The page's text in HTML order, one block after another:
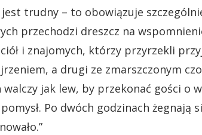
jest trudny – to obowiązuje
przechodzi dreszcz na
i znajomych, którzy przyrzekli
a drugi ze zmarszczonym
walczy jak lew, by przekonać gości o
Po dwóch godzinach żegnają